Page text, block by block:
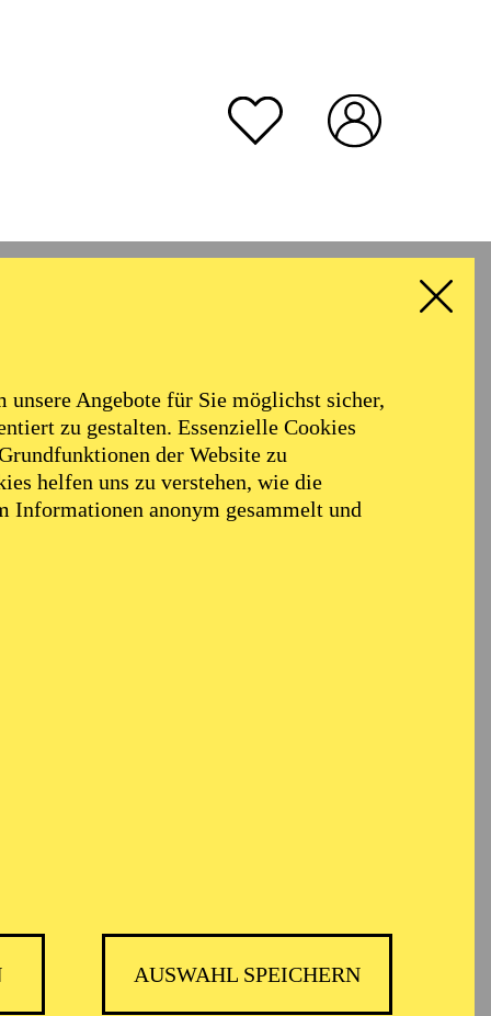
unsere Angebote für Sie möglichst sicher,
zu gestalten. Essenzielle Cookies
der Website zu
helfen uns zu verstehen, wie die
Informationen anonym gesammelt und
AUSWAHL SPEICHERN